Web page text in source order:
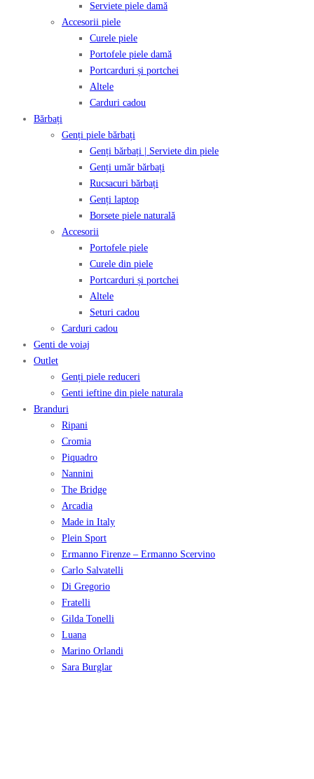
Serviete piele damă
Accesorii piele
Curele piele
Portofele piele damă
Portcarduri și portchei
Altele
Carduri cadou
Bărbați
Genți piele bărbați
Genți bărbați | Serviete din piele
Genți umăr bărbați
Rucsacuri bărbați
Genți laptop
Borsete piele naturală
Accesorii
Portofele piele
Curele din piele
Portcarduri și portchei
Altele
Seturi cadou
Carduri cadou
Genti de voiaj
Outlet
Genți piele reduceri
Genti ieftine din piele naturala
Branduri
Ripani
Cromia
Piquadro
Nannini
The Bridge
Arcadia
Made in Italy
Plein Sport
Ermanno Firenze – Ermanno Scervino
Carlo Salvatelli
Di Gregorio
Fratelli
Gilda Tonelli
Luana
Marino Orlandi
Sara Burglar